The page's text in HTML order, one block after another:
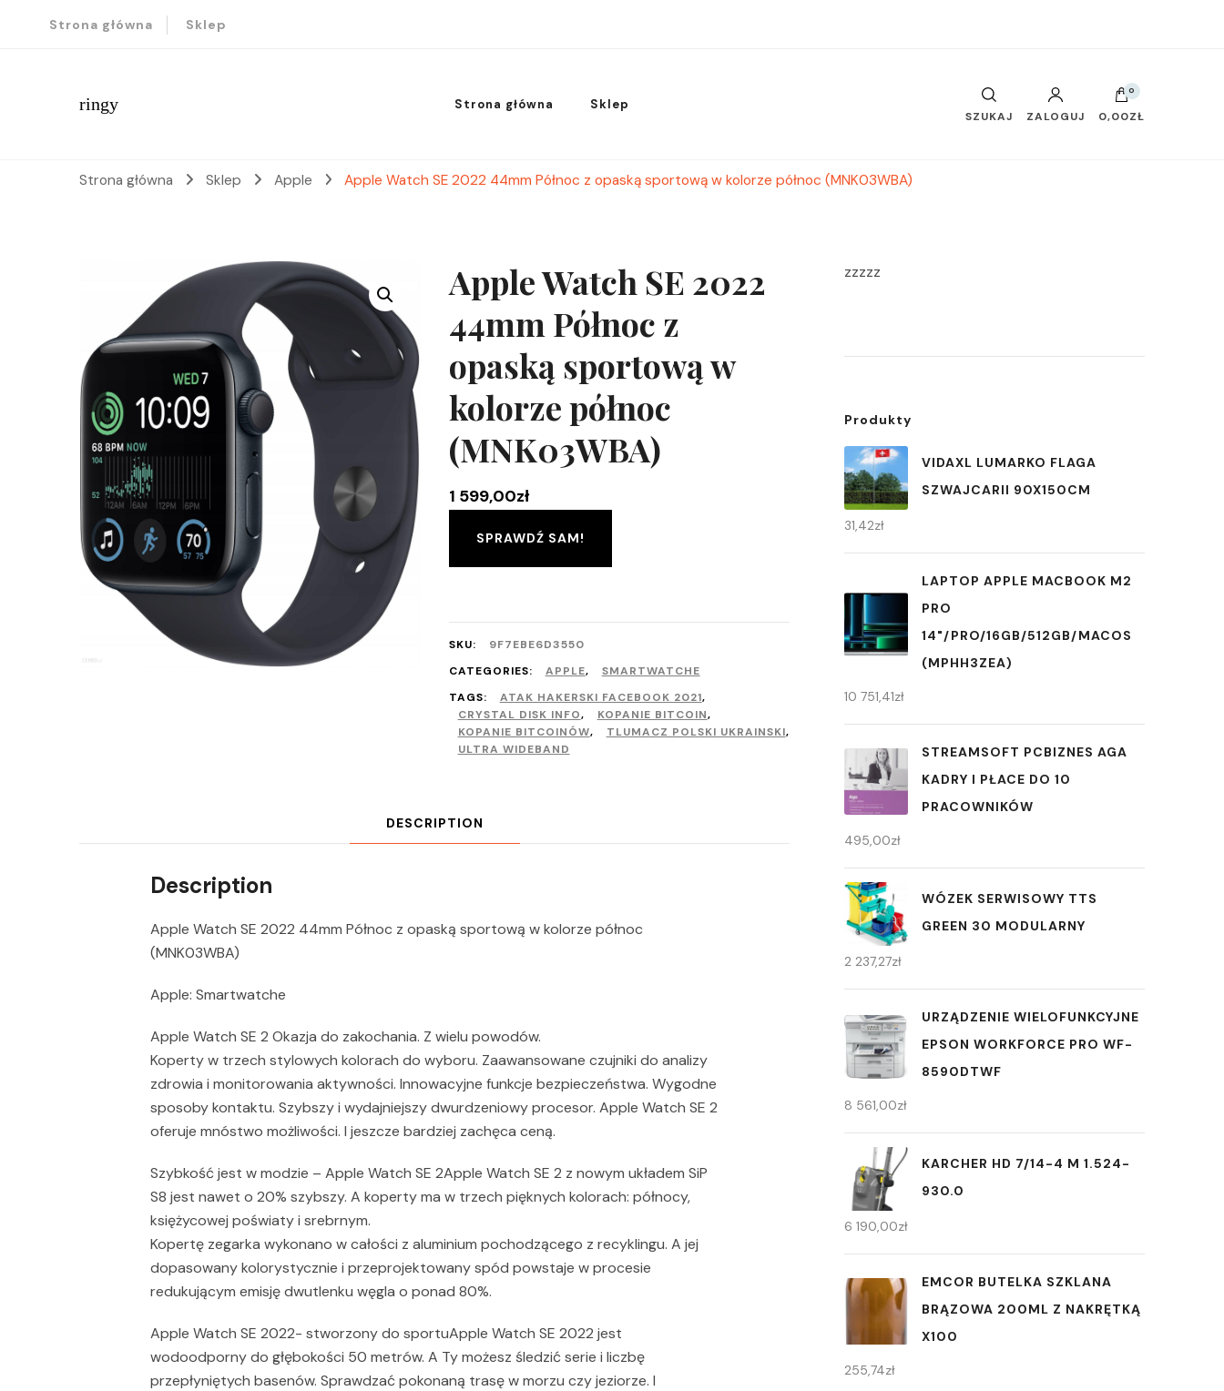
Strona główna Sklep
ringy Strona główna Sklep
SZUKAJ ZALOGUJ
0
0,00ZŁ
Strona główna Sklep Apple Apple Watch SE 2022 44mm Północ z opaską sportową w kolorze północ (MNK03WBA)
Apple Watch SE 2022
44mm Północ z
opaską sportową w
kolorze północ
(MNK03WBA)
1 599,00zł
SPRAWDŹ SAM!
SKU:
9F7EBE6D3550
CATEGORIES:
APPLE,
SMARTWATCHE
TAGS:
ATAK HAKERSKI FACEBOOK 2021,
CRYSTAL DISK INFO, KOPANIE BITCOIN,
KOPANIE BITCOINÓW, TLUMACZ POLSKI UKRAINSKI,
ULTRA WIDEBAND
DESCRIPTION
Description
Apple Watch SE 2022 44mm Północ z opaską sportową w kolorze północ
(MNK03WBA)
Apple: Smartwatche
Apple Watch SE 2 Okazja do zako­chania. Z wielu powodów.
Koperty w trzech stylowych kolorach do wyboru. Zaawansowane czujniki do analizy
zdrowia i monitorowania aktywności. Innowacyjne funkcje bezpieczeństwa. Wygodne
sposoby kontaktu. Szybszy i wydajniejszy dwurdzeniowy procesor. Apple Watch SE 2
oferuje mnóstwo możliwości. I jeszcze bardziej zachęca ceną.
Szybkość jest w modzie – Apple Watch SE 2Apple Watch SE 2 z nowym układem SiP
S8 jest nawet o 20% szybszy. A koperty ma w trzech pięknych kolorach: północy,
księżycowej poświaty i srebrnym.
Kopertę zegarka wykonano w całości z aluminium pochodzącego z recyklingu. A jej
dopasowany kolorystycznie i przeprojektowany spód powstaje w procesie
redukującym emisję dwutlenku węgla o ponad 80%.
Apple Watch SE 2022- stworzony do sportuApple Watch SE 2022 jest
wodoodporny do głębokości 50 metrów. A Ty możesz śledzić serie i liczbę
przepłyniętych basenów. Sprawdzać pokonaną trasę w morzu czy jeziorze. I
zzzzz
Produkty
VIDAXL LUMARKO FLAGA
SZWAJCARII 90X150CM
31,42zł
LAPTOP APPLE MACBOOK M2
PRO
14"/PRO/16GB/512GB/MACOS
(MPHH3ZEA)
10 751,41zł
STREAMSOFT PCBIZNES AGA
KADRY I PŁACE DO 10
PRACOWNIKÓW
495,00zł
WÓZEK SERWISOWY TTS
GREEN 30 MODULARNY
2 237,27zł
URZĄDZENIE WIELOFUNKCYJNE
EPSON WORKFORCE PRO WF-
8590DTWF
8 561,00zł
KARCHER HD 7/14-4 M 1.524-
930.0
6 190,00zł
EMCOR BUTELKA SZKLANA
BRĄZOWA 200ML Z NAKRĘTKĄ
X100
255,74zł